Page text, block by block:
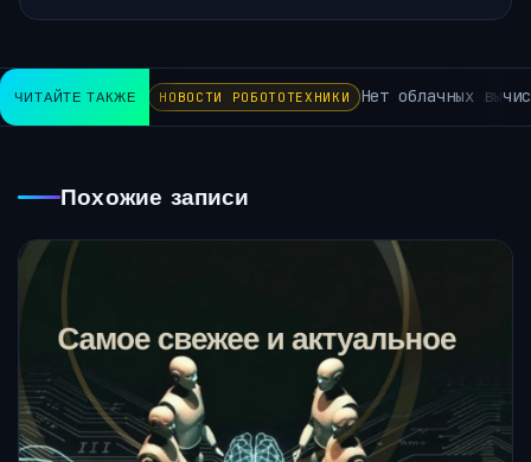
ЧИТАЙТЕ ТАКЖЕ НОВОСТИ РОБОТОТЕХНИКИ Нет облачных
Похожие записи